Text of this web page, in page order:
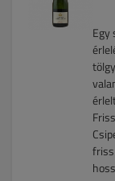
Egy
friss